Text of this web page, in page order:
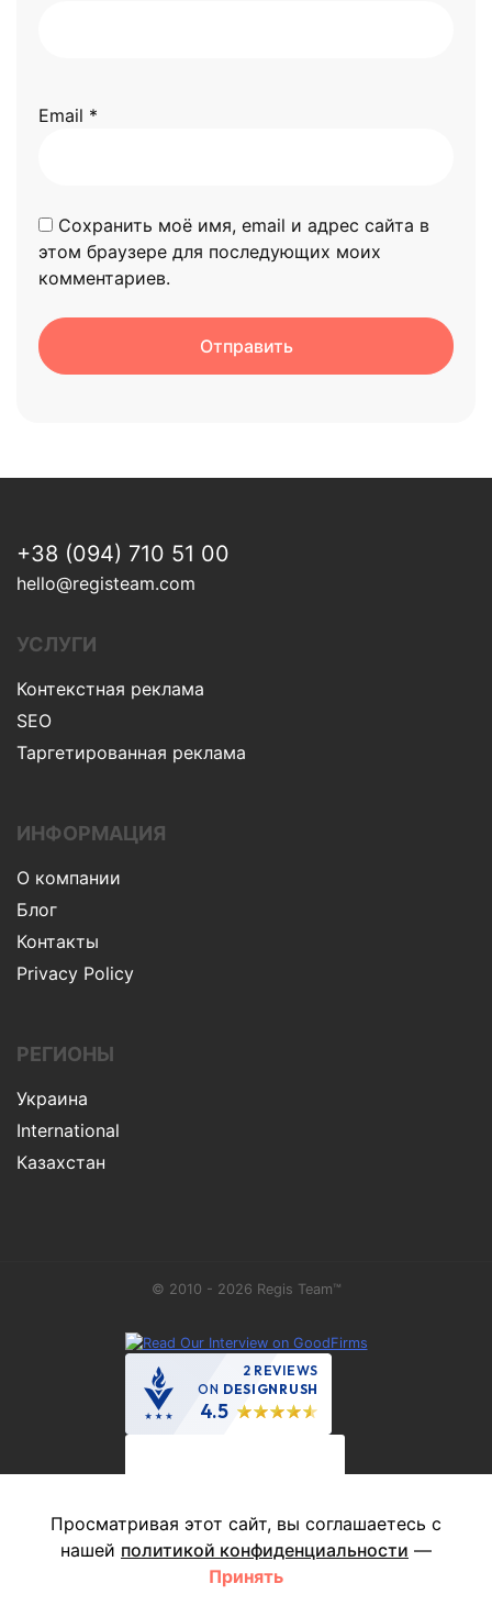
Email *
Сохранить моё имя, email и адрес сайта в
этом браузере для последующих моих
комментариев.
+38 (094) 710 51 00
hello@registeam.com
УСЛУГИ
Контекстная реклама
SEO
Таргетированная реклама
ИНФОРМАЦИЯ
О компании
Блог
Контакты
Privacy Policy
РЕГИОНЫ
Украина
International
Казахстан
© 2010 - 2026 Regis Team™
2 REVIEWS
ON DESIGNRUSH
4.5
This site is protected by reCAPTCHA and the Google
Просматривая этот сайт, вы соглашаетесь с
нашей политикой конфиденциальности —
Принять